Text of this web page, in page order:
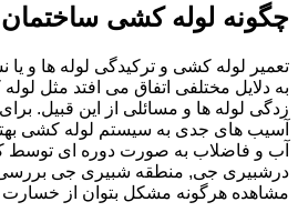
چگونه لوله کشی ساختمان
تعمیر لوله کشی و ترکیدگی لوله ها و
به دلایل مختلفی اتفاق می افتد مثل
زدگی لوله ها و مسائلی از این قبیل.
آسیب های جدی به سیستم لوله کشی
آب و فاضلاب به صورت دوره ای توسط
درشبیری جی, منطقه شبیری جی
مشاهده هرگونه مشکل بتوان از خسارت